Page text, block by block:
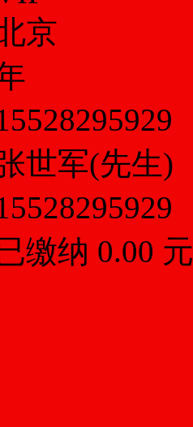
京
世军(先生)
缴纳 0.00 元